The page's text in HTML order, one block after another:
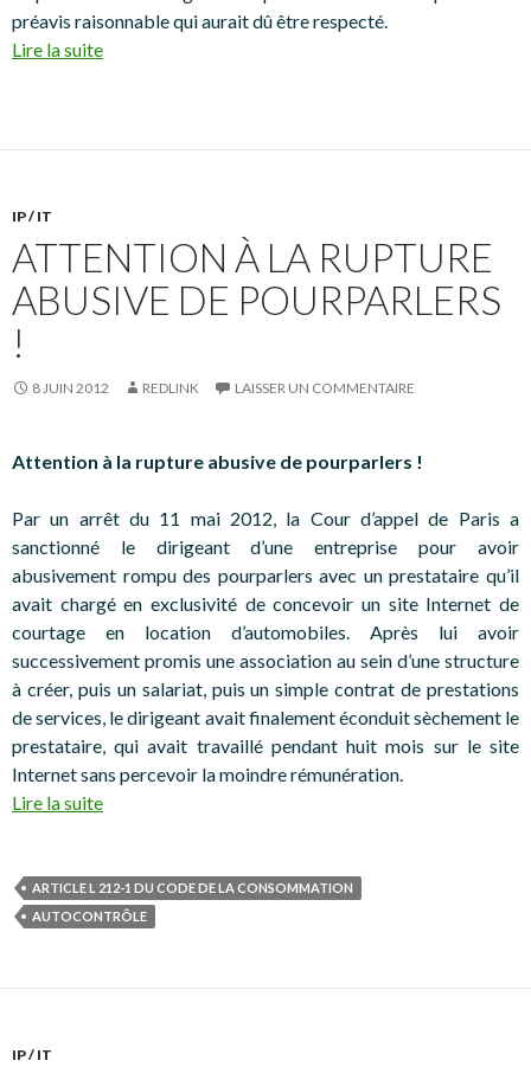
préavis raisonnable qui aurait dû être respecté.
Lire la suite
IP / IT
ATTENTION À LA RUPTURE
ABUSIVE DE POURPARLERS
!
8 JUIN 2012 REDLINK LAISSER UN COMMENTAIRE
Attention à la rupture abusive de pourparlers !
Par un arrêt du 11 mai 2012, la Cour d’appel de Paris a
sanctionné le dirigeant d’une entreprise pour avoir
abusivement rompu des pourparlers avec un prestataire qu’il
avait chargé en exclusivité de concevoir un site Internet de
courtage en location d’automobiles. Après lui avoir
successivement promis une association au sein d’une structure
à créer, puis un salariat, puis un simple contrat de prestations
de services, le dirigeant avait finalement éconduit sèchement le
prestataire, qui avait travaillé pendant huit mois sur le site
Internet sans percevoir la moindre rémunération.
Lire la suite
ARTICLE L 212-1 DU CODE DE LA CONSOMMATION
AUTOCONTRÔLE
IP / IT